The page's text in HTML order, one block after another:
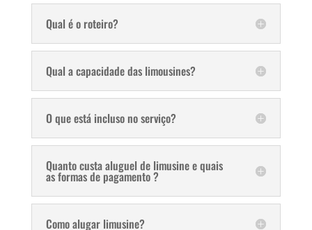
Qual é o roteiro?
Qual a capacidade das limousines?
O que está incluso no serviço?
Quanto custa aluguel de limusine e quais
as formas de pagamento ?
Como alugar limusine?